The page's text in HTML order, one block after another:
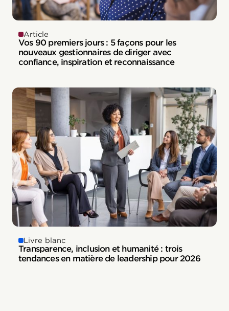
Article
Vos 90 premiers jours : 5 façons pour les
nouveaux gestionnaires de diriger avec
confiance, inspiration et reconnaissance
Livre blanc
Transparence, inclusion et humanité : trois
tendances en matière de leadership pour 2026